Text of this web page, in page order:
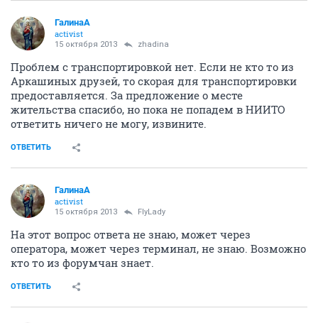
ГалинаА
activist
15 октября 2013 zhadina
Проблем с транспортировкой нет. Если не кто то из
Аркашиных друзей, то скорая для транспортировки
предоставляется. За предложение о месте
жительства спасибо, но пока не попадем в НИИТО
ответить ничего не могу, извините.
ОТВЕТИТЬ
ГалинаА
activist
15 октября 2013 FlyLady
На этот вопрос ответа не знаю, может через
оператора, может через терминал, не знаю. Возможно
кто то из форумчан знает.
ОТВЕТИТЬ